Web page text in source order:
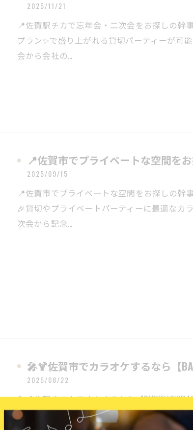
2025/11/21
📍佐賀駅チカで忘年会・二次会をお探しの幹事
プラン✨で盛り上がれる貸切パーティーが可
会から会社の…
📍佐賀市でプライベートな空間を
2025/09/15
📍佐賀市でプライベートな空間をお探しの幹事
🎉貸切やプライベートパーティーに最適なカ
次会から記念…
🎤🍹佐賀市でカラオケするなら【BAR
2025/08/22
🎤🍹佐賀市でカラオケするなら【
二次会や友達との集まりにぴったり！🔸貸切